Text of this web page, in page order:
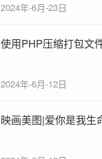
2024年-6月-23日
使用PHP压缩打包文
2024年-6月-12日
映画美图|爱你是我生